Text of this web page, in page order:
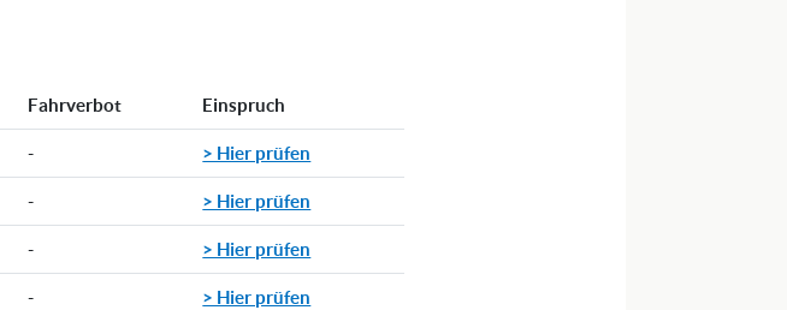
Fahrverbot Einspruch
- > Hier prüfen
- > Hier prüfen
- > Hier prüfen
- > Hier prüfen